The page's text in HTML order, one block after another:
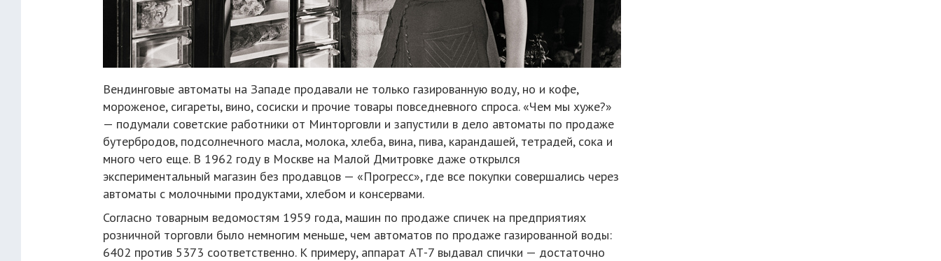
Вендинговые автоматы на Западе продавали не только газированную воду, но и кофе,
мороженое, сигареты, вино, сосиски и прочие товары повседневного спроса. «Чем мы хуже?»
— подумали советские работники от Минторговли и запустили в дело автоматы по продаже
бутербродов, подсолнечного масла, молока, хлеба, вина, пива, карандашей, тетрадей, сока и
много чего еще. В 1962 году в Москве на Малой Дмитровке даже открылся
экспериментальный магазин без продавцов — «Прогресс», где все покупки совершались через
автоматы с молочными продуктами, хлебом и консервами.
Согласно товарным ведомостям 1959 года, машин по продаже спичек на предприятиях
розничной торговли было немногим меньше, чем автоматов по продаже газированной воды:
6402 против 5373 соответственно. К примеру, аппарат АТ-7 выдавал спички — достаточно